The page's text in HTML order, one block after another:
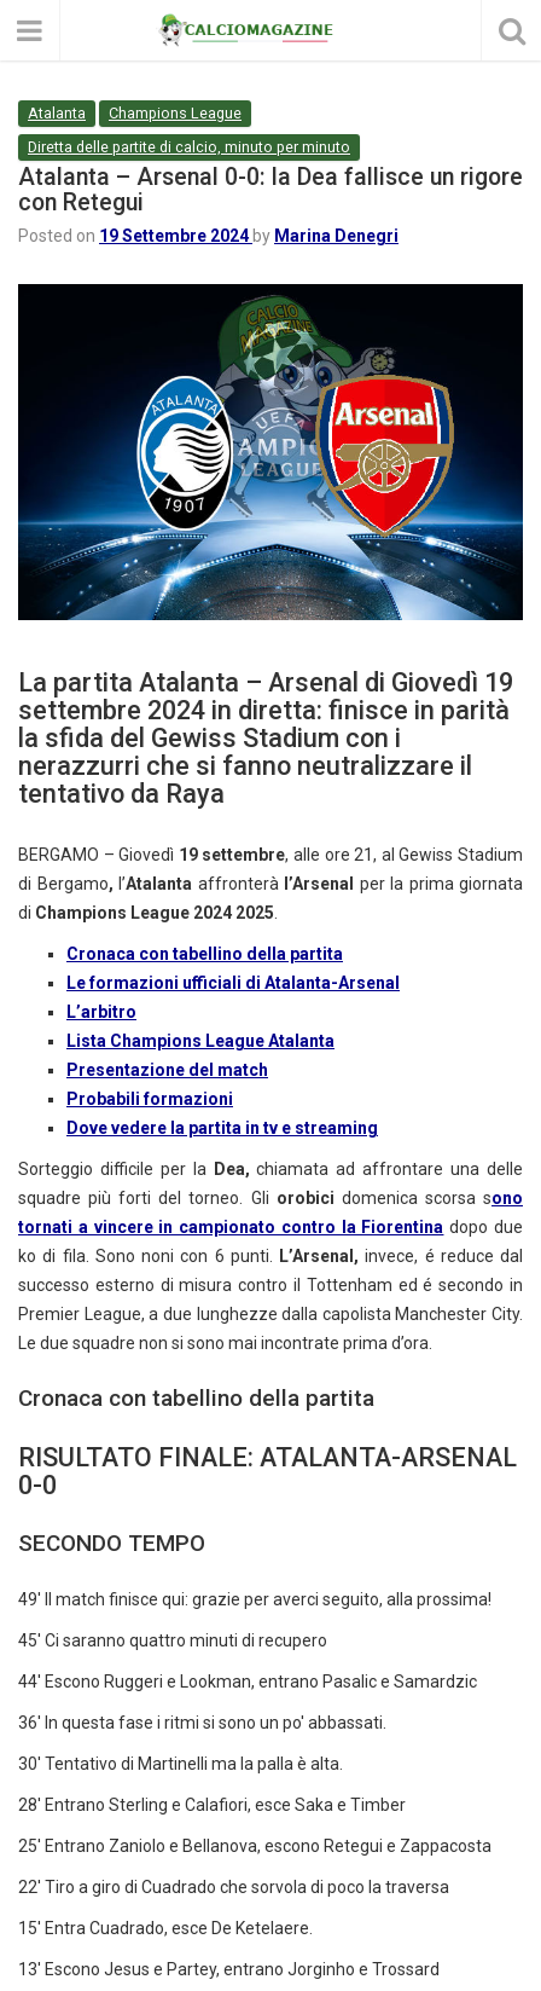
Atalanta
Champions League
Diretta delle partite di calcio, minuto per minuto
Atalanta – Arsenal 0-0: la Dea fallisce un rigore
con Retegui
Posted on 19 Settembre 2024 by Marina Denegri
La partita Atalanta – Arsenal di Giovedì 19
settembre 2024 in diretta: finisce in parità
la sfida del Gewiss Stadium con i
nerazzurri che si fanno neutralizzare il
tentativo da Raya
BERGAMO – Giovedì 19 settembre, alle ore 21, al Gewiss Stadium
di Bergamo, l’Atalanta affronterà l’Arsenal per la prima giornata
di Champions League 2024 2025.
Cronaca con tabellino della partita
Le formazioni ufficiali di Atalanta-Arsenal
L’arbitro
Lista Champions League Atalanta
Presentazione del match
Probabili formazioni
Dove vedere la partita in tv e streaming
Sorteggio difficile per la Dea, chiamata ad affrontare una delle
squadre più forti del torneo. Gli orobici domenica scorsa sono
tornati a vincere in campionato contro la Fiorentina dopo due
ko di fila. Sono noni con 6 punti. L’Arsenal, invece, é reduce dal
successo esterno di misura contro il Tottenham ed é secondo in
Premier League, a due lunghezze dalla capolista Manchester City.
Le due squadre non si sono mai incontrate prima d’ora.
Cronaca con tabellino della partita
RISULTATO FINALE: ATALANTA-ARSENAL
0-0
SECONDO TEMPO
49' Il match finisce qui: grazie per averci seguito, alla prossima!
45' Ci saranno quattro minuti di recupero
44' Escono Ruggeri e Lookman, entrano Pasalic e Samardzic
36' In questa fase i ritmi si sono un po' abbassati.
30' Tentativo di Martinelli ma la palla è alta.
28' Entrano Sterling e Calafiori, esce Saka e Timber
25' Entrano Zaniolo e Bellanova, escono Retegui e Zappacosta
22' Tiro a giro di Cuadrado che sorvola di poco la traversa
15' Entra Cuadrado, esce De Ketelaere.
13' Escono Jesus e Partey, entrano Jorginho e Trossard